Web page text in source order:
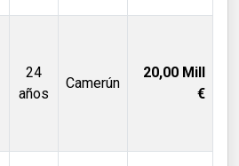
24
años
Camerún
20,00 Mill
€